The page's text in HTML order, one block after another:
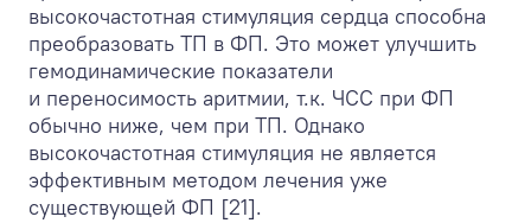
высокочастотная стимуляция сердца способна
преобразовать ТП в ФП. Это может улучшить
гемодинамические показатели
и переносимость аритмии, т.к. ЧСС при ФП
обычно ниже, чем при ТП. Однако
высокочастотная стимуляция не является
эффективным методом лечения уже
существующей ФП [21].